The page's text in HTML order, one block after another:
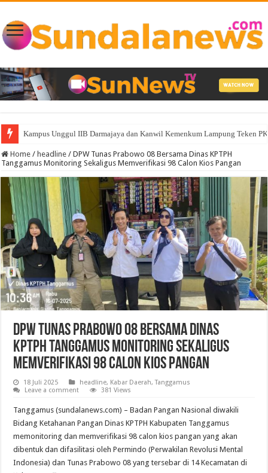
Kampus Unggul IIB Darmajaya dan Kanwil Kemenkum Lampung Teken
Home / headline / DPW Tunas Prabowo 08 Bersama Dinas KPTPH
Tanggamus Monitoring Sekaligus Memverifikasi 98 Calon Kios Pangan
DPW Tunas Prabowo 08 Bersama Dinas
KPTPH Tanggamus Monitoring Sekaligus
Memverifikasi 98 Calon Kios Pangan
18 Juli 2025 headline, Kabar Daerah,Tanggamus
Leave a comment
381 Views
Tanggamus (sundalanews.com) – Badan Pangan Nasional diwakili
Bidang Ketahanan Pangan Dinas KPTPH Kabupaten Tanggamus
memonitoring dan memverifikasi 98 calon kios pangan yang akan
dibentuk dan difasilitasi oleh Permindo (Perwakilan Revolusi Mental
Indonesia) dan Tunas Prabowo 08 yang tersebar di 14 Kecamatan di